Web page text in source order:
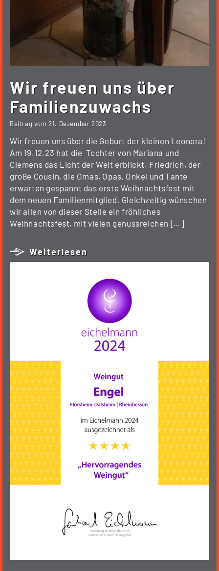
Wir freuen uns über
Familienzuwachs
Beitrag vom21. Dezember 2023
Wir freuen uns über die Geburt der kleinen Leonora!
Am 19.12.23 hat die Tochter von Mariana und
Clemens das Licht der Welt erblickt. Friedrich, der
große Cousin, die Omas, Opas, Onkel und Tante
erwarten gespannt das erste Weihnachtsfest mit
dem neuen Familienmitglied. Gleichzeitig wünschen
wir allen von dieser Stelle ein fröhliches
Weihnachtsfest, mit vielen genussreichen […]
Weiterlesen